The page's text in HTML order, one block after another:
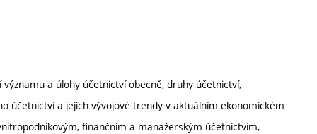
a úlohy účetnictví obecně, druhy účetnictví,
účetnictví a jejich vývojové trendy v aktuálním ekonomickém
finančním a manažerským účetnictvím,